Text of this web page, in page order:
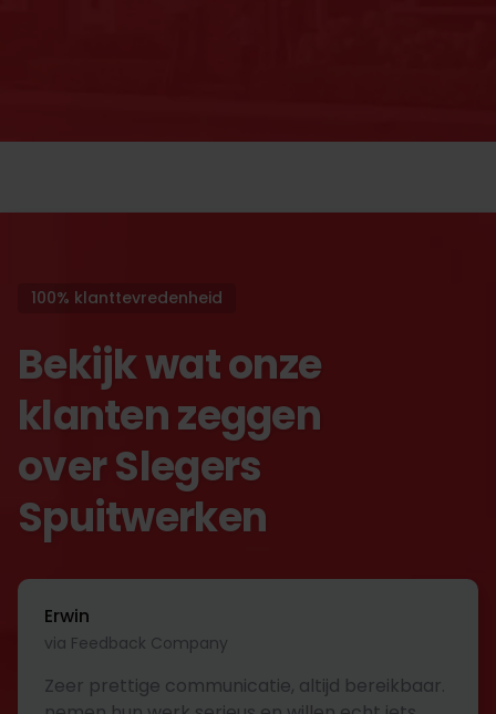
100% klanttevredenheid
Bekijk wat onze
klanten zeggen
over Slegers
Spuitwerken
Erwin
via Feedback Company
Zeer prettige communicatie, altijd bereikbaar.